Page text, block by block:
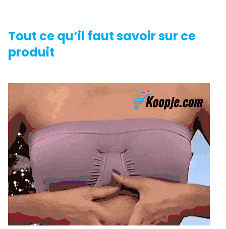
Tout ce qu’il faut savoir sur ce
produit